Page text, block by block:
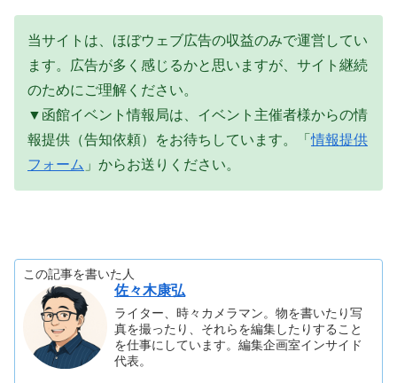
当サイトは、ほぼウェブ広告の収益のみで運営してい
ます。広告が多く感じるかと思いますが、サイト継続
のためにご理解ください。
▼函館イベント情報局は、イベント主催者様からの情
報提供（告知依頼）をお待ちしています。「情報提供
フォーム 」からお送りください。
この記事を書いた人
佐々木康弘
ライター、時々カメラマン。物を書いたり写
真を撮ったり、それらを編集したりすること
を仕事にしています。編集企画室インサイド
代表。